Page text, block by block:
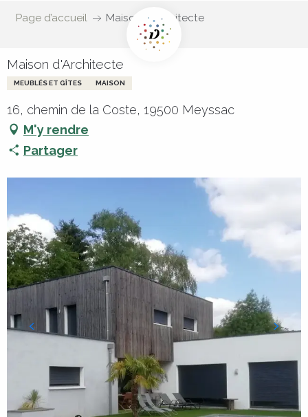
Page d’accueil Maison d'Architecte
Maison d'Architecte
MEUBLÉS ET GÎTES MAISON
16, chemin de la Coste, 19500 Meyssac
M'y rendre
Partager